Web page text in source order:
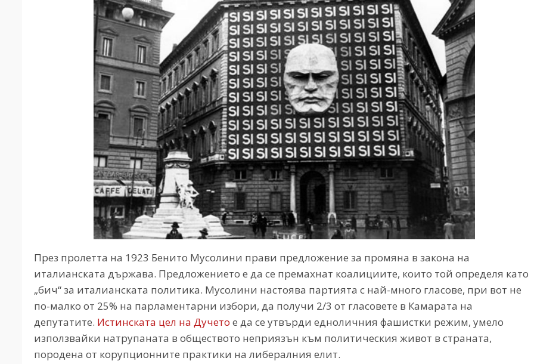
През пролетта на 1923 Бенито Мусолини прави предложение за промяна в закона на
италианската държава. Предложението е да се премахнат коалициите, които той определя като
„бич“ за италианската политика. Мусолини настоява партията с най-много гласове, при вот не
по-малко от 25% на парламентарни избори, да получи 2/3 от гласовете в Камарата на
депутатите. Истинската цел на Дучето е да се утвърди едноличния фашистки режим, умело
използвайки натрупаната в обществото неприязън към политическия живот в страната,
породена от корупционните практики на либералния елит.